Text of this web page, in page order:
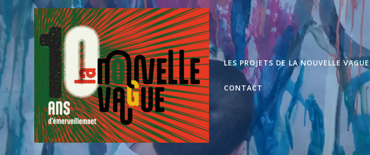
Skip
to
content
LES PROJETS DE LA NOUVELLE VAGUE
CONTACT